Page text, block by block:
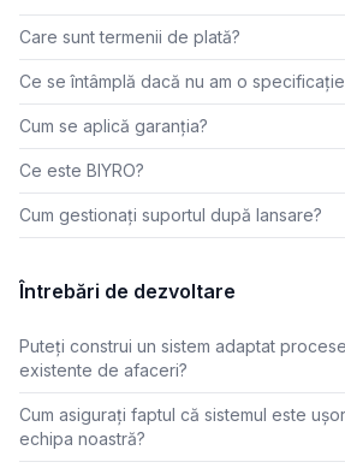
Care sunt termenii de plată?
Ce se întâmplă dacă nu am o
Cum se aplică garanția?
Ce este BIYRO?
Cum gestionați suportul după lansare?
Întrebări de dezvoltare
Puteți construi un sistem adaptat
existente de afaceri?
Cum asigurați faptul că sistemul este
echipa noastră?